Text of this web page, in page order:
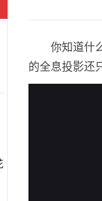
你知道什
的全息投影还